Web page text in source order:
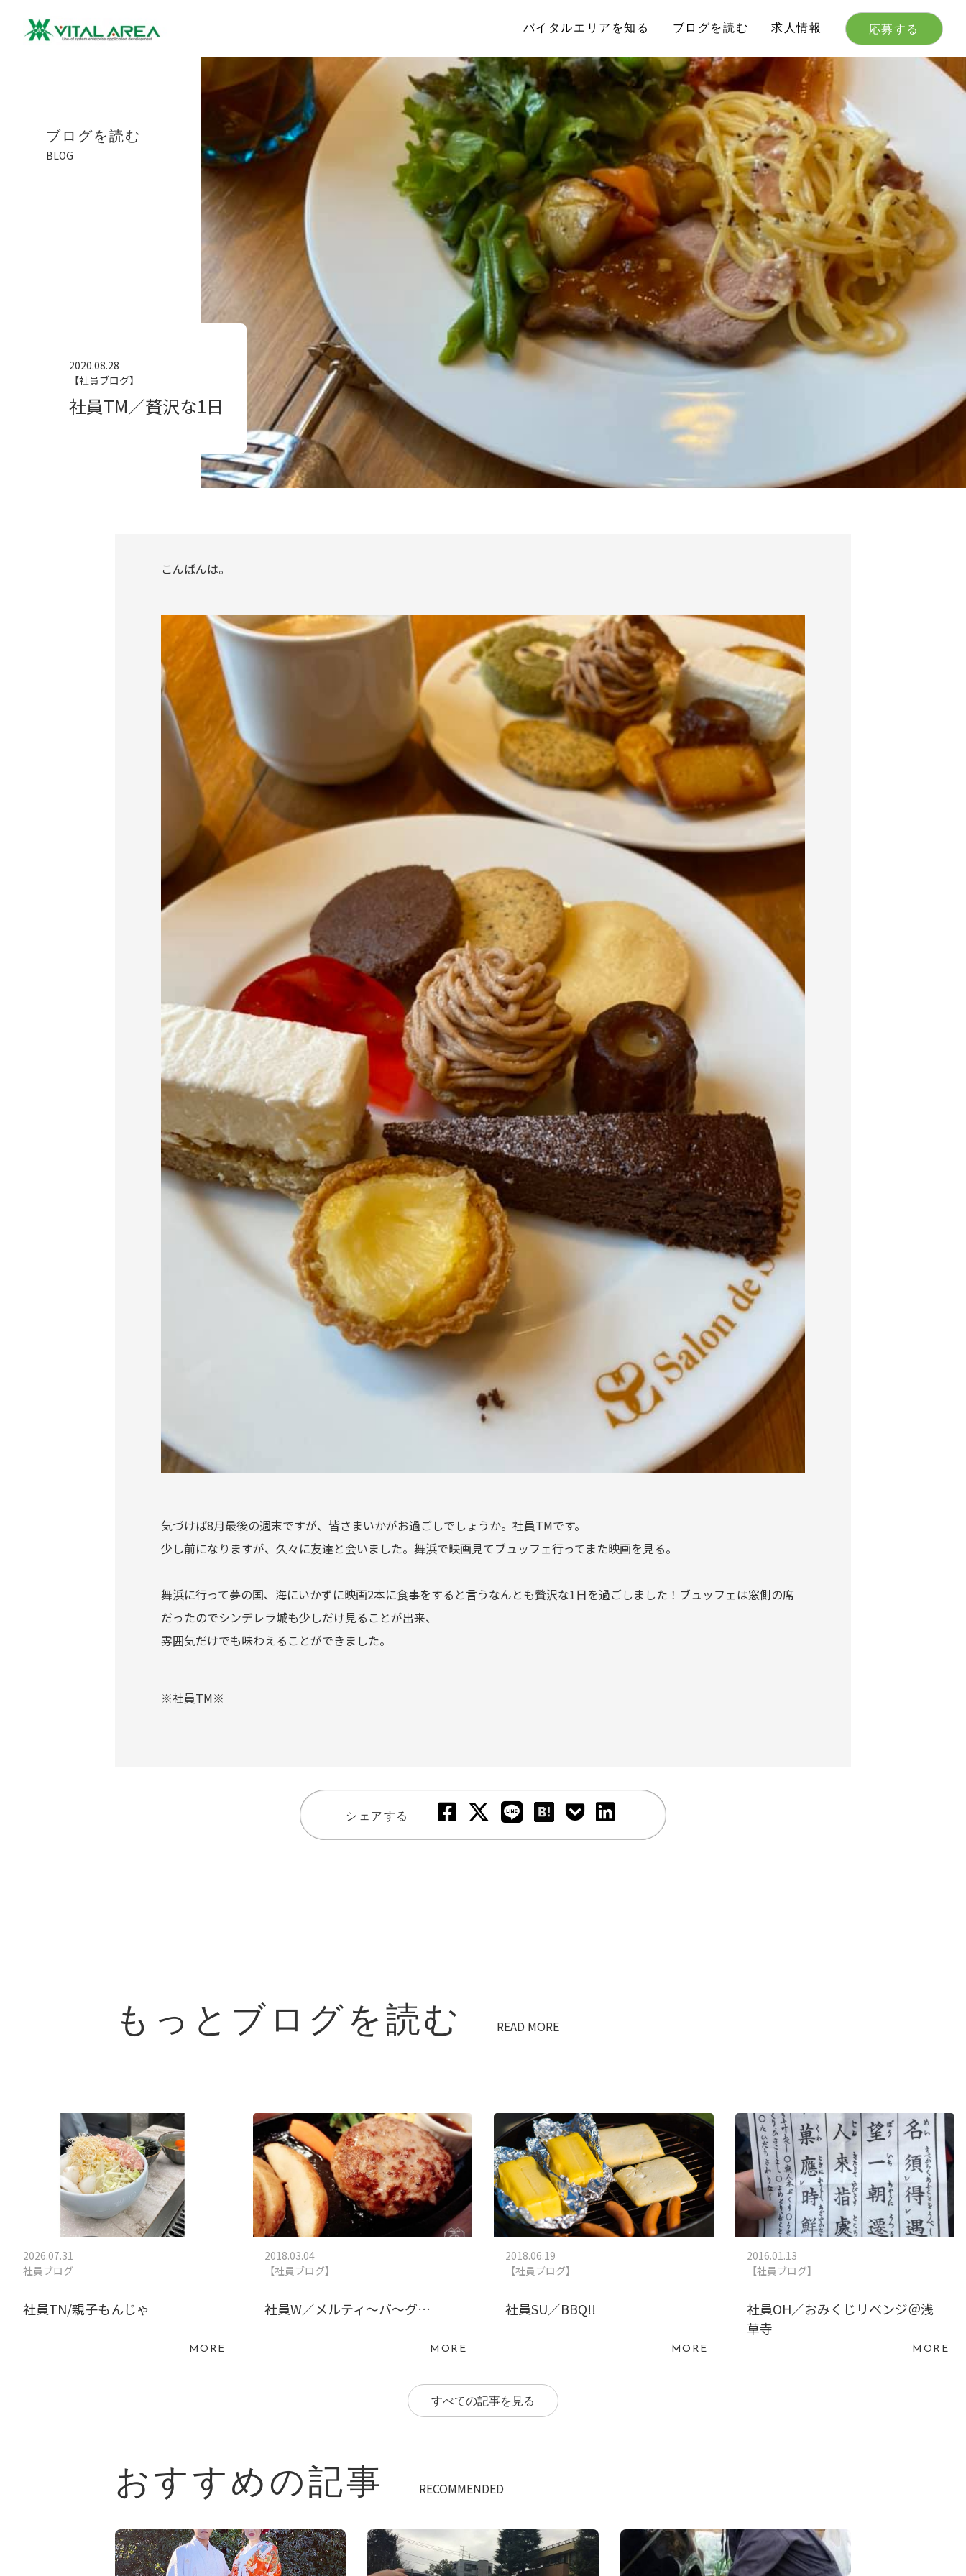
バイタルエリアを知る ブログを読む 求人情報 応募する
ブログを読む
BLOG
2020.08.28
【社員ブログ】
社員TM／贅沢な1日
こんばんは。
気づけば8月最後の週末ですが、皆さまいかがお過ごしでしょうか。社員TMです。
少し前になりますが、久々に友達と会いました。舞浜で映画見てブュッフェ行ってまた映画を見る。
舞浜に行って夢の国、海にいかずに映画2本に食事をすると言うなんとも贅沢な1日を過ごしました！ブュッフェは窓側の席
だったのでシンデレラ城も少しだけ見ることが出来、
雰囲気だけでも味わえることができました。
※社員TM※
シェアする
もっとブログを読む READ MORE
2026.07.31
社員ブログ
社員TN/親子もんじゃ
MORE
2018.03.04
【社員ブログ】
社員W／メルティ～バ～グ…
MORE
2018.06.19
【社員ブログ】
社員SU／BBQ!!
MORE
2016.01.13
【社員ブログ】
社員OH／おみくじリベンジ＠浅
草寺
MORE
すべての記事を見る
おすすめの記事 RECOMMENDED